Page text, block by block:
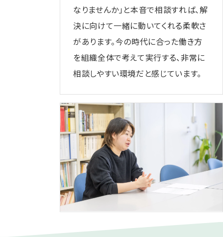
なりませんか」と本音で相談すれば、解
決に向けて一緒に動いてくれる柔軟さ
があります。今の時代に合った働き方
を組織全体で考えて実行する、非常に
相談しやすい環境だと感じています。